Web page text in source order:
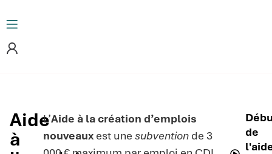
Aide
à
L’Aide à la création d’emplois
nouveauxest une subventionde 3
de